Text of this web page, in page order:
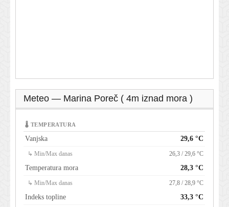
Meteo — Marina Poreč ( 4m iznad mora )
🌡 TEMPERATURA
Vanjska 29,6 °C
↳ Min/Max danas 26,3 / 29,6 °C
Temperatura mora 28,3 °C
↳ Min/Max danas 27,8 / 28,9 °C
Indeks topline
33,3 °C